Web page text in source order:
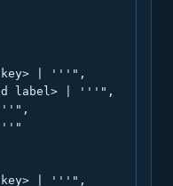
| '''",
label> | '''",
| '''",